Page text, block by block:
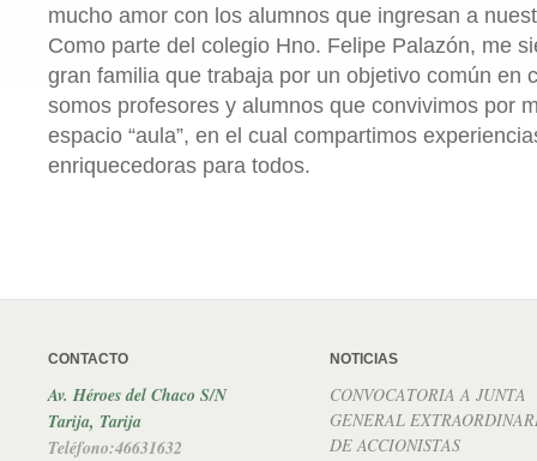
mucho amor con los alumnos que ingresan a
Como parte del colegio Hno. Felipe Palazón, me
gran familia que trabaja por un objetivo común en
somos profesores y alumnos que convivimos por
espacio “aula”, en el cual compartimos
enriquecedoras para todos.
CONTACTO
Av. Héroes del Chaco S/N
Tarija, Tarija
Teléfono:46631632
NOTICIAS
CONVOCATORIA A JUNTA
GENERAL
DE ACCIONISTAS